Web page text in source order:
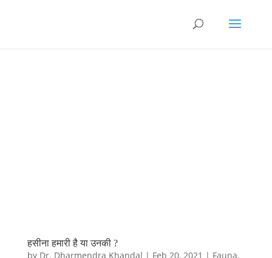
हसीना हमारी है या उनकी ?
by Dr. Dharmendra Khandal | Feb 20, 2021 | Fauna,